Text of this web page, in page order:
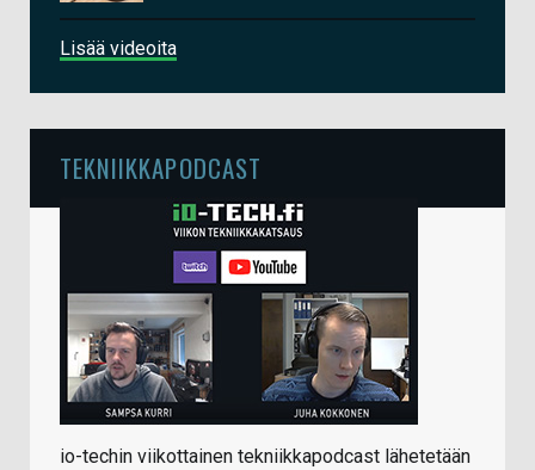
Lisää videoita
TEKNIIKKAPODCAST
io-techin viikottainen tekniikkapodcast lähetetään